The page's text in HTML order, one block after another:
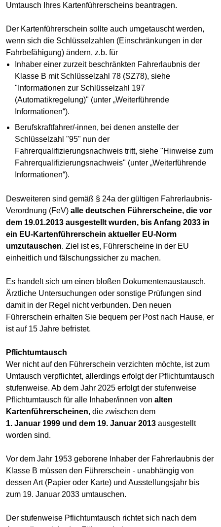
Umtausch Ihres Kartenführerscheins beantragen.
Der Kartenführerschein sollte auch umgetauscht werden,
wenn sich die Schlüsselzahlen (Einschränkungen in der
Fahrbefähigung) ändern, z.b. für
Inhaber einer zurzeit beschränkten Fahrerlaubnis der
Klasse B mit Schlüsselzahl 78 (SZ78), siehe
"Informationen zur Schlüsselzahl 197
(Automatikregelung)" (unter „Weiterführende
Informationen“).
Berufskraftfahrer/-innen, bei denen anstelle der
Schlüsselzahl "95" nun der
Fahrerqualifizierungsnachweis tritt, siehe "Hinweise zum
Fahrerqualifizierungsnachweis" (unter „Weiterführende
Informationen“).
Desweiteren sind gemäß § 24a der gültigen Fahrerlaubnis-
Verordnung (FeV) alle deutschen Führerscheine, die vor
dem 19.01.2013 ausgestellt wurden, bis Anfang 2033 in
ein EU-Kartenführerschein aktueller EU-Norm
umzutauschen. Ziel ist es, Führerscheine in der EU
einheitlich und fälschungssicher zu machen.
Es handelt sich um einen bloßen Dokumentenaustausch.
Ärztliche Untersuchungen oder sonstige Prüfungen sind
damit in der Regel nicht verbunden. Den neuen
Führerschein erhalten Sie bequem per Post nach Hause, er
ist auf 15 Jahre befristet.
Pflichtumtausch
Wer nicht auf den Führerschein verzichten möchte, ist zum
Umtausch verpflichtet, allerdings erfolgt der Pflichtumtausch
stufenweise. Ab dem Jahr 2025 erfolgt der stufenweise
Pflichtumtausch für alle Inhaber/innen von alten
Kartenführerscheinen, die zwischen dem
1. Januar 1999 und dem 19. Januar 2013 ausgestellt
worden sind.
Vor dem Jahr 1953 geborene Inhaber der Fahrerlaubnis der
Klasse B müssen den Führerschein - unabhängig von
dessen Art (Papier oder Karte) und Ausstellungsjahr bis
zum 19. Januar 2033 umtauschen.
Der stufenweise Pflichtumtausch richtet sich nach dem